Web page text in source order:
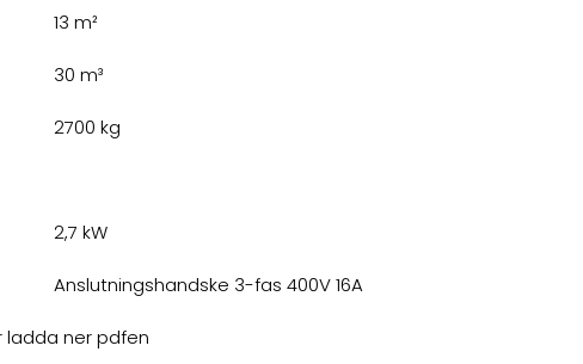
13 m²
30 m³
2700 kg
2,7 kW
Anslutningshandske 3-fas 400V 16A
ladda ner pdfen